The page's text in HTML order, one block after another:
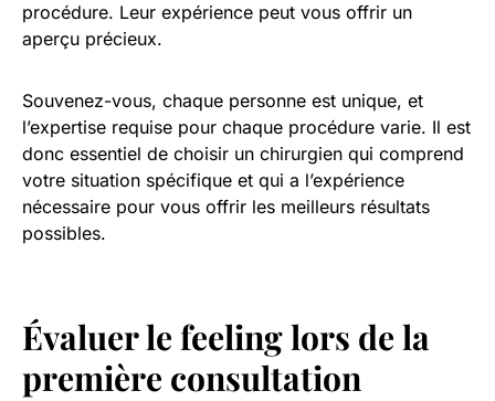
procédure. Leur expérience peut vous offrir un
aperçu précieux.
Souvenez-vous, chaque personne est unique, et
l’expertise requise pour chaque procédure varie. Il est
donc essentiel de choisir un chirurgien qui comprend
votre situation spécifique et qui a l’expérience
nécessaire pour vous offrir les meilleurs résultats
possibles.
Évaluer le feelinglors de la
première consultation